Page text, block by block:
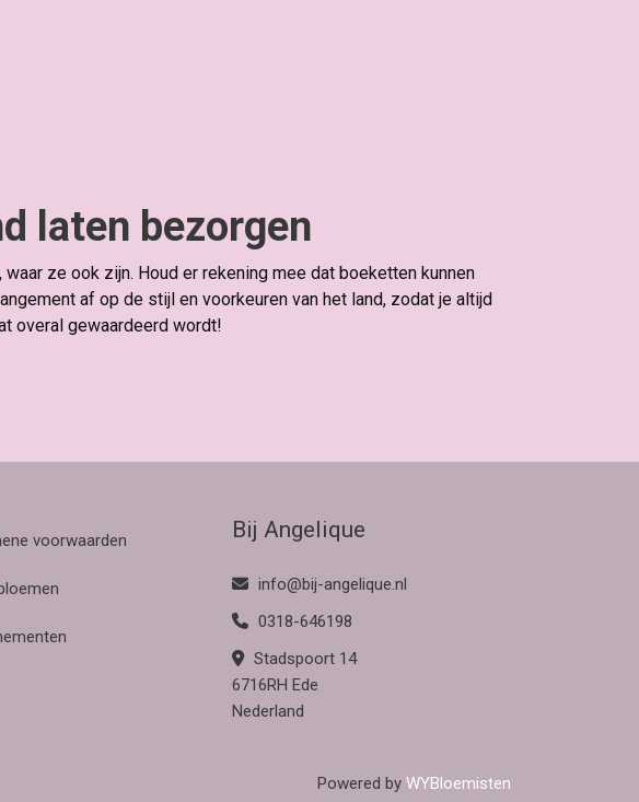
laten bezorgen
ze ook zijn. Houd er rekening mee dat boeketten kunnen
af op de stijl en voorkeuren van het land, zodat je altijd
overal gewaardeerd wordt!
voorwaarden Bij Angelique
info@bij-angelique.nl
0318-646198
Stadspoort 14
6716RH Ede
Nederland
Powered by WYBloemisten